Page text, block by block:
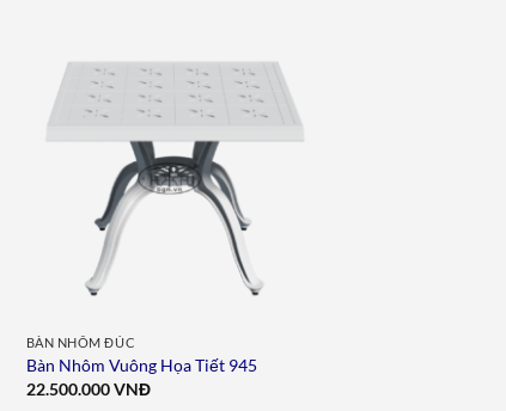
Add to
wishlist
BÀN NHÔM ĐÚC
Bàn Nhôm Vuông Họa Tiết 945
22.500.000VNĐ